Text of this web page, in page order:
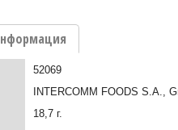
52069
INTERCOMM FOODS S.A.,
18,7 г.